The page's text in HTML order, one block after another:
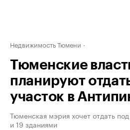
Недвижимость Тюмени
Тюменские
планируют
участок в
Тюменская мэрия хочет отдать
и 19 зданиями